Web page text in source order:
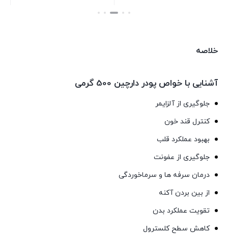
بستن
خلاصه
آشنایی با خواص پودر دارچین 500 گرمی
جلوگیری از آلزایمر
کنترل قند خون
بهبود عملکرد قلب
جلوگیری از عفونت
درمان سرفه ها و سرماخوردگی
از بین بردن آکنه
تقویت عملکرد بدن
کاهش سطح کلسترول